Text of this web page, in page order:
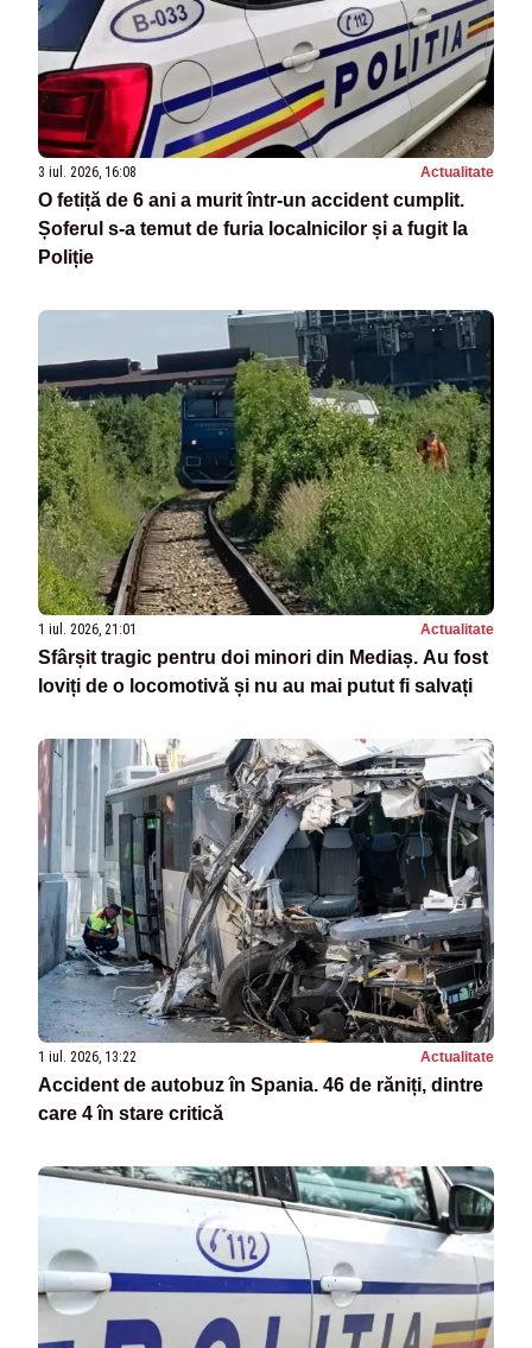
3 iul. 2026, 16:08 Actualitate
O fetiță de 6 ani a murit într-un accident cumplit.
Șoferul s-a temut de furia localnicilor și a fugit la
Poliție
1 iul. 2026, 21:01 Actualitate
Sfârșit tragic pentru doi minori din Mediaș. Au fost
loviți de o locomotivă și nu au mai putut fi salvați
1 iul. 2026, 13:22 Actualitate
Accident de autobuz în Spania. 46 de răniți, dintre
care 4 în stare critică